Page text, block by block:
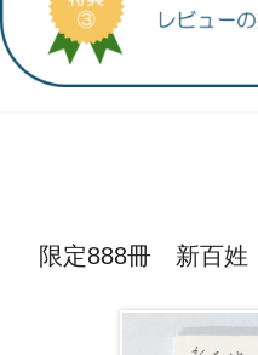
限定888冊 新百